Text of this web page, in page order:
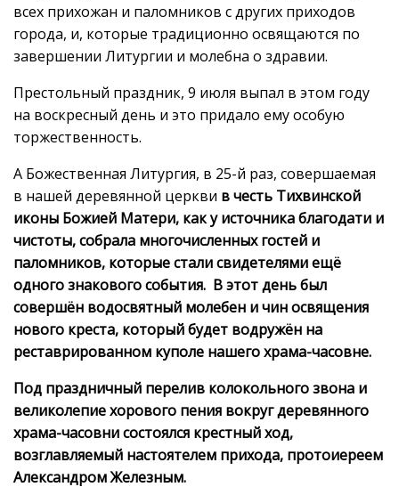
всех прихожан и паломников с других приходов
города, и, которые традиционно освящаются по
завершении Литургии и молебна о здравии.
Престольный праздник, 9 июля выпал в этом году
на воскресный день и это придало ему особую
торжественность.
А Божественная Литургия, в 25-й раз, совершаемая
в нашей деревянной церкви в честь Тихвинской
иконы Божией Матери, как у источника благодати и
чистоты, собрала многочисленных гостей и
паломников, которые стали свидетелями ещё
одного знакового события. В этот день был
совершён водосвятный молебен и чин освящения
нового креста, который будет водружён на
реставрированном куполе нашего храма-часовне.
Под праздничный перелив колокольного звона и
великолепие хорового пения вокруг деревянного
храма-часовни состоялся крестный ход,
возглавляемый настоятелем прихода, протоиереем
Александром Железным.